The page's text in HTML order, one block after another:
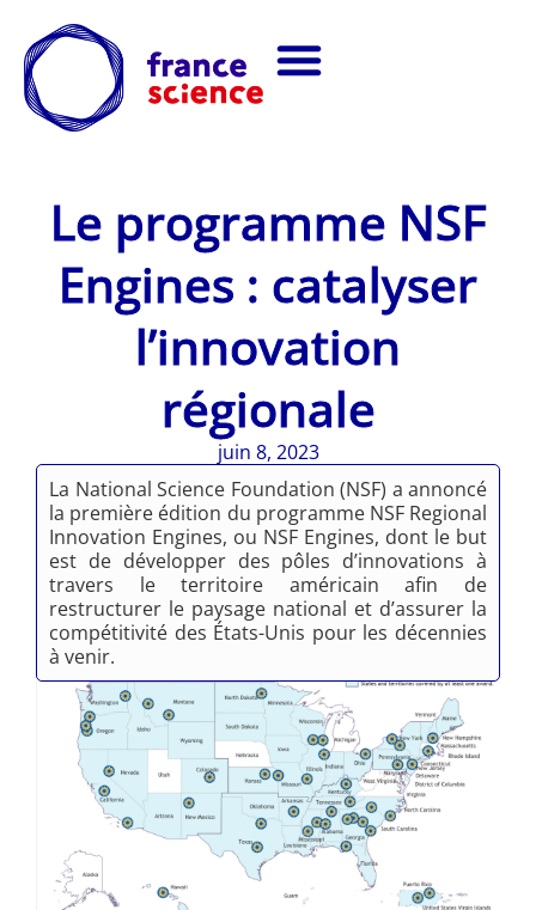
Le programme NSF
Engines : catalyser
l’innovation
régionale
juin 8, 2023
La National Science Foundation (NSF) a annoncé
la première édition du programme NSF Regional
Innovation Engines, ou NSF Engines, dont le but
est de développer des pôles d’innovations à
travers le territoire américain afin de
restructurer le paysage national et d’assurer la
compétitivité des États-Unis pour les décennies
à venir.